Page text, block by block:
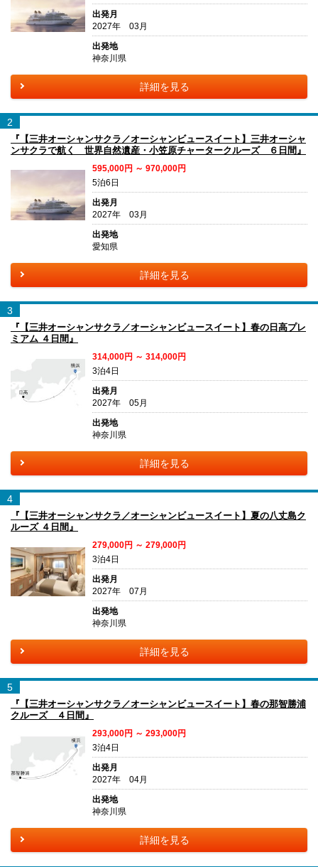
出発月
2027年 03月
出発地
神奈川県
詳細を見る
2
『【三井オーシャンサクラ／オーシャンビュースイート】三井オーシャ
ンサクラで航く 世界自然遺産・小笠原チャータークルーズ ６日間』
595,000円 ～ 970,000円
5泊6日
出発月
2027年 03月
出発地
愛知県
詳細を見る
3
『【三井オーシャンサクラ／オーシャンビュースイート】春の日高プレ
ミアム ４日間』
314,000円 ～ 314,000円
3泊4日
出発月
2027年 05月
出発地
神奈川県
詳細を見る
4
『【三井オーシャンサクラ／オーシャンビュースイート】夏の八丈島ク
ルーズ ４日間』
279,000円 ～ 279,000円
3泊4日
出発月
2027年 07月
出発地
神奈川県
詳細を見る
5
『【三井オーシャンサクラ／オーシャンビュースイート】春の那智勝浦
クルーズ ４日間』
293,000円 ～ 293,000円
3泊4日
出発月
2027年 04月
出発地
神奈川県
詳細を見る